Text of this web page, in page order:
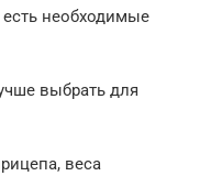
необходимые
выбрать для
веса